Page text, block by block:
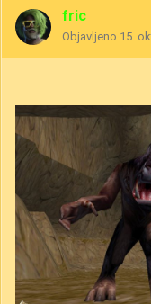
fric
Objavljeno 15.